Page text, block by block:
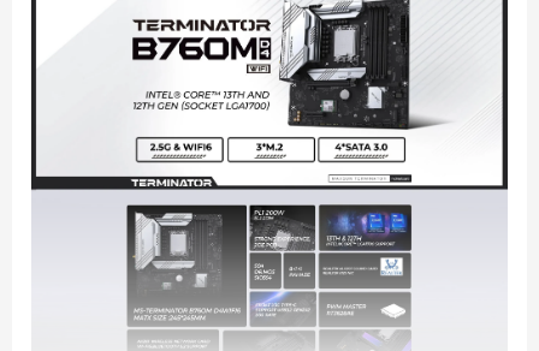
phân giải lên đến 4096x2160@60Hz
1* Giao diện hiển thị HDMl 1.4, hỗ trợ độ
phân giải lên đến 4096x2160@30Hz
KHE MỞ RỘNG
1x khe cắm PCIe 5.0 x16
Ổ cứng thể rắn
1x M.2_SSD_A Ổ cắm phía trước Khe cắm
M.2 hỗ trợ Gen4 x4